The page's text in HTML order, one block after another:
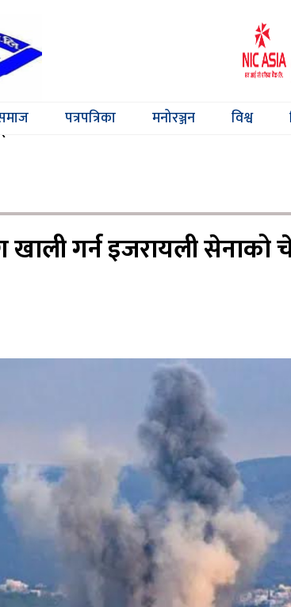
पत्रपत्रिका मनोरञ्जन विश्व
गर्न इजरायली सेनाको